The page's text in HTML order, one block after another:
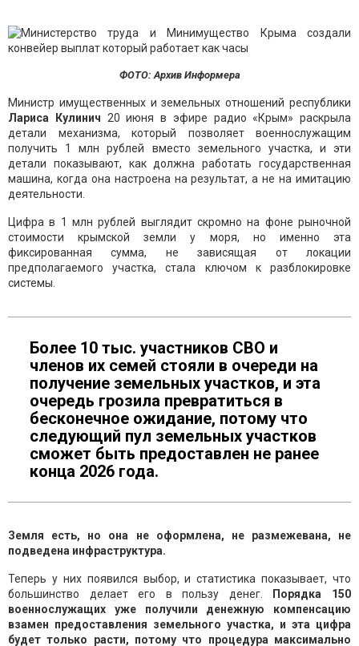
ФОТО: Архив Информера
Министр имущественных и земельных отношений республики
Лариса Кулинич 20 июня в эфире радио «Крым» раскрыла
детали механизма, который позволяет военнослужащим
получить 1 млн рублей вместо земельного участка, и эти
детали показывают, как должна работать государственная
машина, когда она настроена на результат, а не на имитацию
деятельности.
Цифра в 1 млн рублей выглядит скромно на фоне рыночной
стоимости крымской земли у моря, но именно эта
фиксированная сумма, не зависящая от локации
предполагаемого участка, стала ключом к разблокировке
системы.
Более 10 тыс. участников СВО и
членов их семей стояли в очереди на
получение земельных участков, и эта
очередь грозила превратиться в
бесконечное ожидание, потому что
следующий пул земельных участков
сможет быть предоставлен не ранее
конца 2026 года.
Земля есть, но она не оформлена, не размежевана, не
подведена инфраструктура.
Теперь у них появился выбор, и статистика показывает, что
большинство делает его в пользу денег.
Порядка 150
военнослужащих уже получили денежную компенсацию
взамен предоставления земельного участка, и эта цифра
будет только расти, потому что процедура максимально